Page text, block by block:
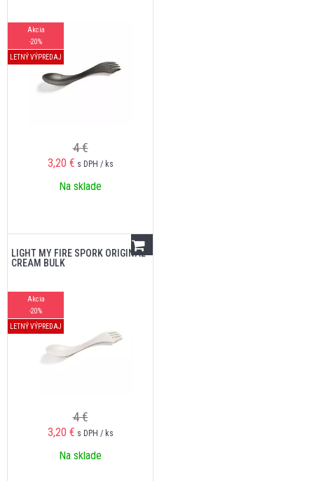
Akcia
-20%
LETNÝ VÝPREDAJ
4 €
3,20 € s DPH / ks
Na sklade
LIGHT MY FIRE SPORK ORIGINAL
CREAM BULK
Akcia
-20%
LETNÝ VÝPREDAJ
4 €
3,20 € s DPH / ks
Na sklade